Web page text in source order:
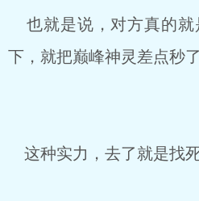
也就是说，对方真的就
下，就把巅峰神灵差点秒了
这种实力，去了就是找死